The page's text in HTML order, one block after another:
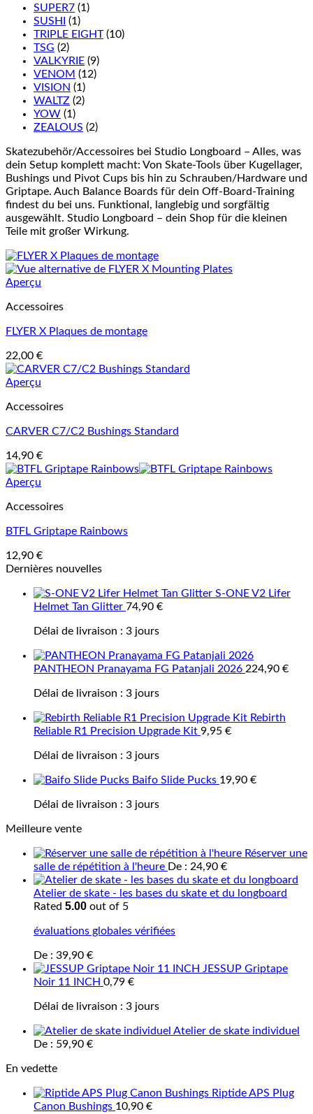
SUPER7 (1)
SUSHI
(1)
TRIPLE EIGHT (10)
TSG (2)
VALKYRIE (9)
VENOM (12)
VISION (1)
WALTZ (2)
YOW (1)
ZEALOUS (2)
Skatezubehör/Accessoires bei Studio Longboard – Alles, was
dein Setup komplett macht: Von Skate-Tools über Kugellager,
Bushings und Pivot Cups bis hin zu Schrauben/Hardware und
Griptape. Auch Balance Boards für dein Off-Board-Training
findest du bei uns. Funktional, langlebig und sorgfältig
ausgewählt. Studio Longboard – dein Shop für die kleinen
Teile mit großer Wirkung.
Aperçu
Accessoires
FLYER X Plaques de montage
22,00 €
Aperçu
Accessoires
CARVER C7/C2 Bushings Standard
14,90 €
Aperçu
Accessoires
BTFL Griptape Rainbows
12,90 €
Dernières nouvelles
S-ONE V2 Lifer
Helmet Tan Glitter 74,90 €
Délai de livraison : 3 jours
PANTHEON Pranayama FG Patanjali 2026 224,90 €
Délai de livraison : 3 jours
Rebirth
Reliable R1 Precision Upgrade Kit 9,95 €
Délai de livraison : 3 jours
Baifo Slide Pucks 19,90 €
Délai de livraison : 3 jours
Meilleure vente
Réserver une
salle de répétition à l'heure De : 24,90 €
Atelier de skate - les bases du skate et du longboard
Rated 5.00 out of 5
évaluations globales vérifiées
De : 39,90 €
JESSUP Griptape
Noir 11 INCH 0,79 €
Délai de livraison : 3 jours
Atelier de skate individuel
De : 59,90 €
En vedette
Riptide APS Plug
Canon Bushings 10,90 €